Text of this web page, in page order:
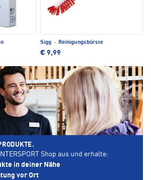
Sigg · Reinigungsbürste
€ 9,99
Shop aus und erhalte:
in deiner Nähe
vor Ort